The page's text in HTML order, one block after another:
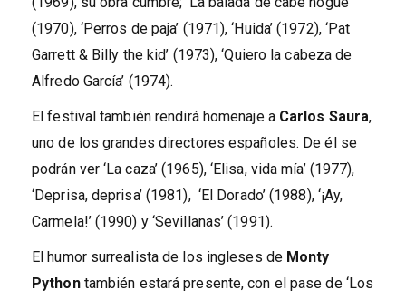
(1970), ‘Perros de paja’ (1971), ‘Huida’ (1972), ‘Pat
Garrett & Billy the kid’ (1973), ‘Quiero la cabeza de
Alfredo García’ (1974).
El festival también rendirá homenaje a Carlos Saura,
uno de los grandes directores españoles. De él se
podrán ver ‘La caza’ (1965), ‘Elisa, vida mía’ (1977),
‘Deprisa, deprisa’ (1981), ‘El Dorado’ (1988), ‘¡Ay,
Carmela!’ (1990) y ‘Sevillanas’ (1991).
El humor surrealista de los ingleses de Monty
Pythontambién estará presente, con el pase de ‘Los